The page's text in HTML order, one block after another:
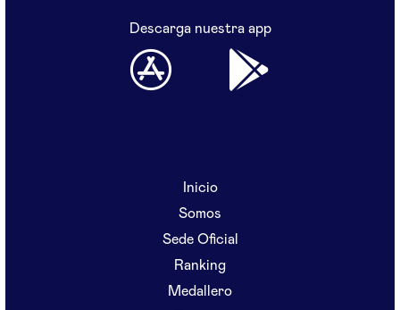
Descarga nuestra app
Inicio
Somos
Sede Oficial
Ranking
Medallero